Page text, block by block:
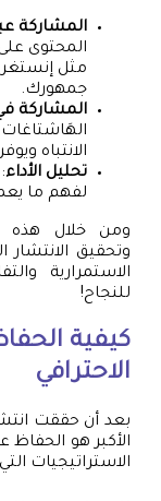
المشاركة
المحتوى
مثل
جمهورك.
المشاركة
الانتباه
تحليل الأداء
لفهم ما
ومن خلال هذه
وتحقيق
الاستمرارية
للنجاح!
كيفية
الاحترافي
بعد أن حققت
الأكبر هو
الاستراتيجيات